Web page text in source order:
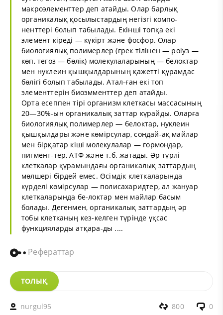
макроэлементтер деп атайды. Олар барлық
органикалық қосылыстардың негізгі компо-
ненттері болып табылады. Екінші топқа екі
элемент кіреді — күкірт және фосфор. Олар
биологиялық полимерлер (грек тілінен — роіуз —
көп, тегоз — бөлік) молекулаларының — белоктар
мен нуклеин қышқылдарының қажетті қүрамдас
бөлігі болып табылады. Атал-ған екі топ
элементтерін биоэмменттер деп атайды.
Орта есеппен тірі организм клеткасы массасының
20—30%-ын органикалық заттар күрайды. Оларға
биологиялық полимерлер — белоктар, нуклеин
қышқылдары және көмірсулар, сондай-ақ майлар
мен бірқатар кіші молекулалар — гормондар,
пигмент-тер, АТФ және т.б. жатады. Әр түрлі
клеткалар қүрамындағы органикалық заттардың
мөлшері бірдей емес. Өсімдік клеткаларында
күрделі көмірсулар — полисахаридтер, ал жануар
клеткаларында бе-локтар мен майлар басым
болады. Дегенмен, органикалық заттардың әр
тобы клетканың кез-келген түрінде үқсас
функцияларды атқара-ды ....
Рефераттар
ТОЛЫҚ
nurgul95 0
800